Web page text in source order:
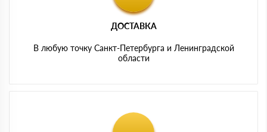
ДОСТАВКА
В любую точку Санкт-Петербурга и Ленинградской
области